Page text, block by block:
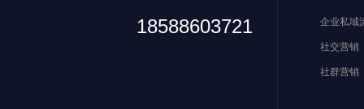
18588603721 企业私域
社交营销
社群营销